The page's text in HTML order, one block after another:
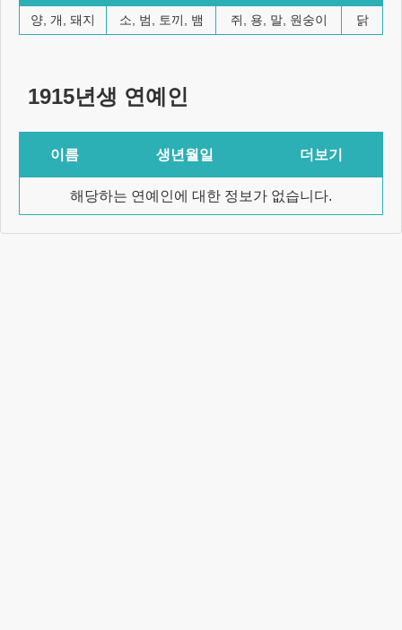
양, 개, 돼지
소, 범, 토끼, 뱀 쥐, 용, 말, 원숭이 닭
1915년생 연예인
이름 생년월일 더보기
해당하는 연예인에 대한 정보가 없습니다.